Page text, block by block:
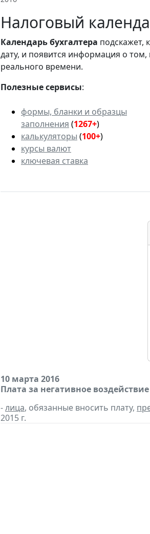
Налоговый
Календарьбухгалтера подскажет,
дату, и появится информация о
реального времени.
Полезные сервисы:
формы, бланки и образцы
заполнения (1267+)
калькуляторы (100+)
курсы валют
ключевая ставка
10 марта 2016
Плата за негативное
-лица, обязанные вносить плату,
2015 г.